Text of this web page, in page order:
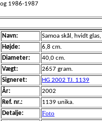
1986-1987
Navn:
Samoa skål, hvidt
Højde:
6,8 cm.
Diameter:
40,0 cm.
Vægt:
2657 gram.
Signeret:
HG 2002 TJ. 1139
År:
2002
Ref. nr.:
1139 unika.
Detalje:
Foto